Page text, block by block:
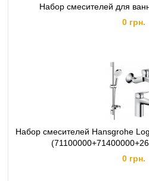
Набор смесителей для
0 грн.
Набор смесителей Hansgrohe
0 грн.